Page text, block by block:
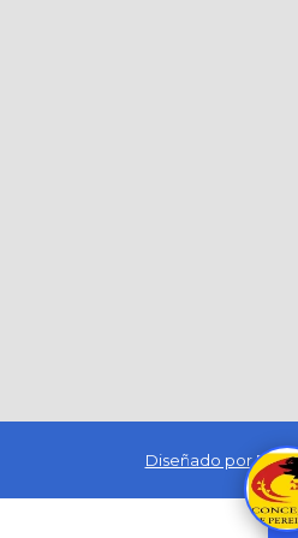
Diseñado por